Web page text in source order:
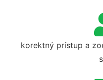
korektný prístup a